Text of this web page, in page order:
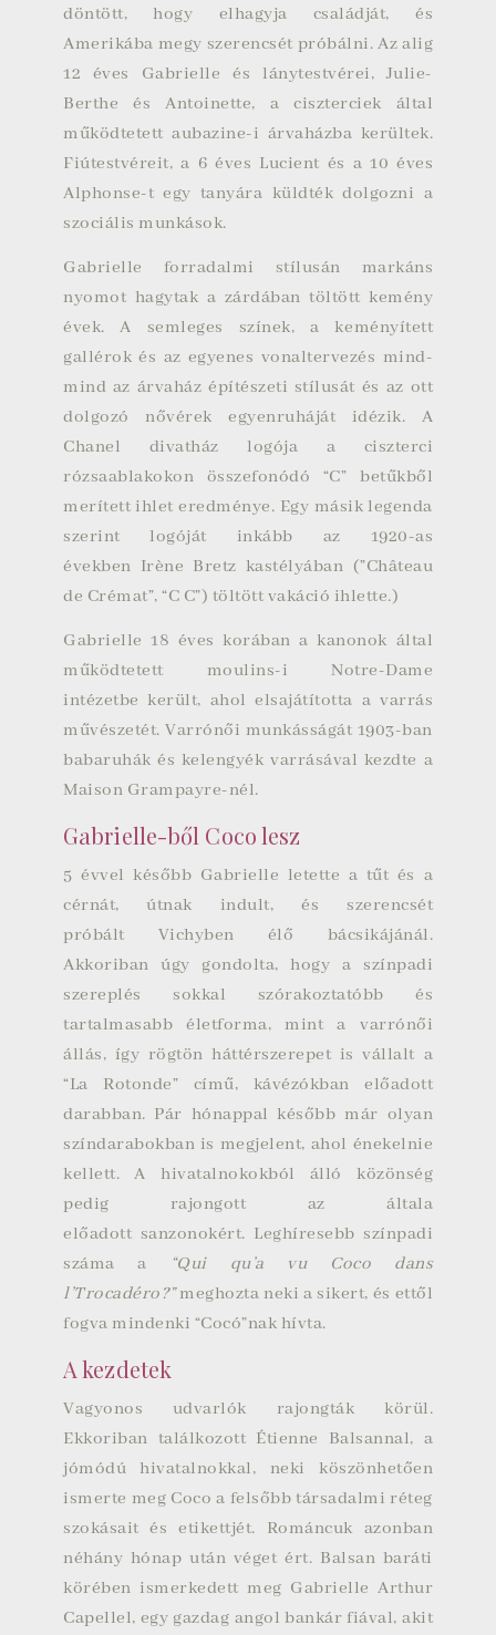
döntött, hogy elhagyja családját, és
Amerikába megy szerencsét próbálni. Az alig
12 éves Gabrielle és lánytestvérei, Julie-
Berthe és Antoinette, a ciszterciek által
működtetett aubazine-i árvaházba kerültek.
Fiútestvéreit, a 6 éves Lucient és a 10 éves
Alphonse-t egy tanyára küldték dolgozni a
szociális munkások.
Gabrielle forradalmi stílusán markáns
nyomot hagytak a zárdában töltött kemény
évek. A semleges színek, a keményített
gallérok és az egyenes vonaltervezés mind-
mind az árvaház építészeti stílusát és az ott
dolgozó nővérek egyenruháját idézik. A
Chanel divatház logója a ciszterci
rózsaablakokon összefonódó “C” betűkből
merített ihlet eredménye. Egy másik legenda
szerint logóját inkább az 1920-as
években Irène Bretz kastélyában (”Château
de Crémat”, “C C”) töltött vakáció ihlette.)
Gabrielle 18 éves korában akanonok által
működtetett moulins-i Notre-Dame
intézetbe került, ahol elsajátította a varrás
művészetét. Varrónői munkásságát 1903-ban
babaruhák és kelengyék varrásával kezdte a
Maison Grampayre-nél.
Gabrielle-ből Coco lesz
5 évvel később Gabrielle letette a tűt és a
cérnát, útnak indult, és szerencsét
próbált Vichyben élő bácsikájánál.
Akkoriban úgy gondolta, hogy a színpadi
szereplés sokkal szórakoztatóbb és
tartalmasabb életforma, mint a varrónői
állás, így rögtön háttérszerepet is vállalt a
“La Rotonde” című, kávézókban előadott
darabban. Pár hónappal később már olyan
színdarabokban is megjelent, ahol énekelnie
kellett. A hivatalnokokból álló közönség
pedig rajongott az általa
előadott sanzonokért. Leghíresebb színpadi
száma a
“Qui qu’a vu Coco dans
l’Trocadéro?”meghozta neki a sikert, és ettől
fogva mindenki “Cocó”nak hívta.
A kezdetek
Vagyonos udvarlók rajongták körül.
Ekkoriban találkozott Étienne Balsannal, a
jómódú hivatalnokkal, neki köszönhetően
ismerte meg Coco a felsőbb társadalmi réteg
szokásait és etikettjét. Románcuk azonban
néhány hónap után véget ért. Balsan baráti
körében ismerkedett meg Gabrielle Arthur
Capellel, egy gazdag angol bankár fiával, akit